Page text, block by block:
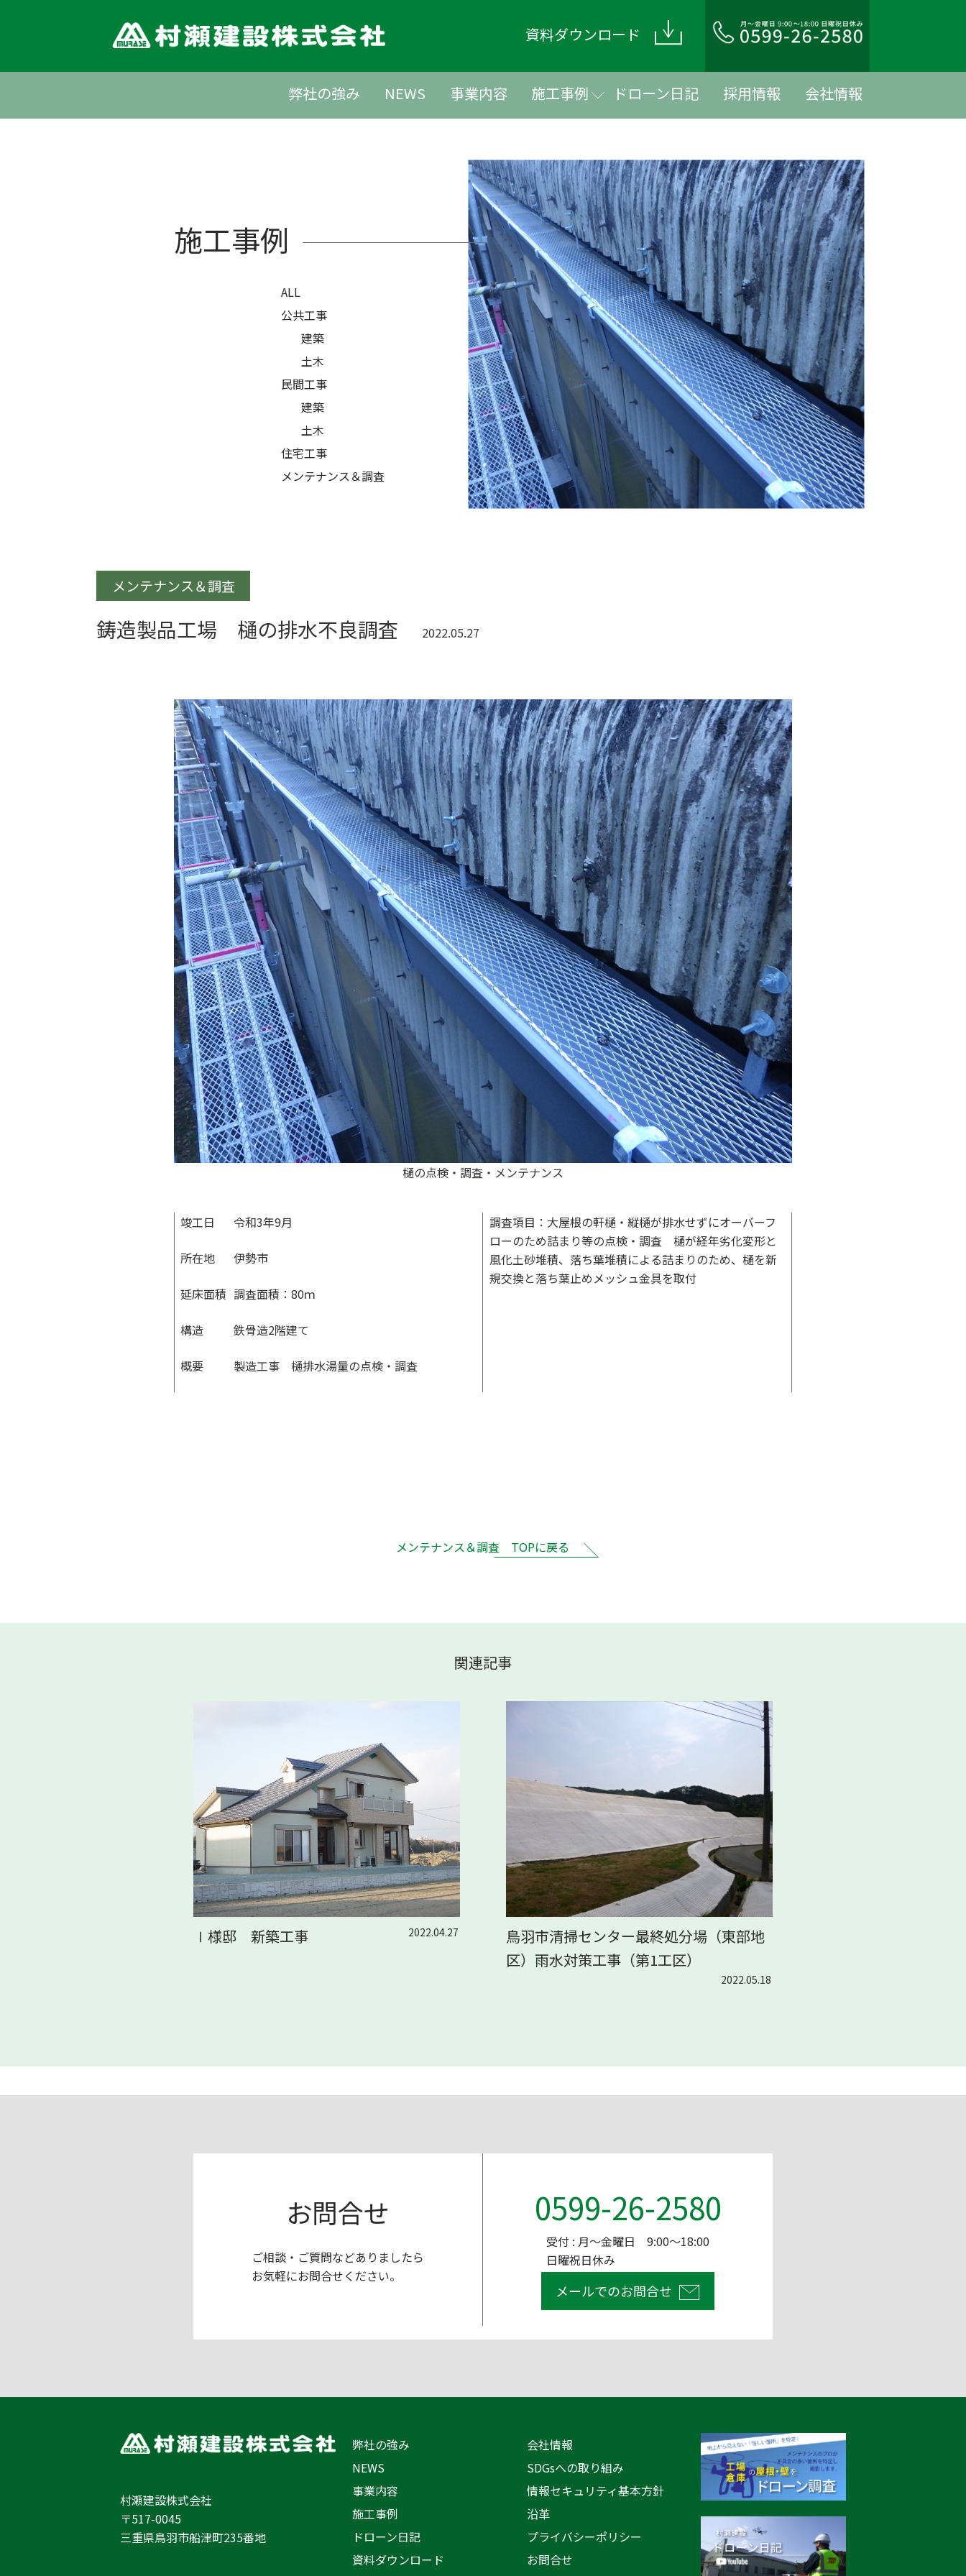
資料ダウンロード
弊社の強み NEWS 事業内容 施工事例 ドローン日記 採用情報 会社情報
施工事例
ALL
公共工事
建築
土木
民間工事
建築
土木
住宅工事
メンテナンス＆調査
メンテナンス＆調査
鋳造製品工場 樋の排水不良調査 2022.05.27
樋の点検・調査・メンテナンス
竣工日 令和3年9月
所在地 伊勢市
延床面積 調査面積：80ｍ
構造 鉄骨造2階建て
概要 製造工事 樋排水湯量の点検・調査
調査項目：大屋根の軒樋・縦樋が排水せずにオーバーフ
ローのため詰まり等の点検・調査 樋が経年劣化変形と
風化土砂堆積、落ち葉堆積による詰まりのため、樋を新
規交換と落ち葉止めメッシュ金具を取付
メンテナンス＆調査 TOPに戻る
関連記事
Ⅰ様邸 新築工事 2022.04.27
鳥羽市清掃センター最終処分場（東部地
区）雨水対策工事（第1工区）
2022.05.18
お問合せ
ご相談・ご質問などありましたら
お気軽にお問合せください。
0599-26-2580
受付 : 月～金曜日 9:00～18:00
日曜祝日休み
メールでのお問合せ
村瀬建設株式会社
〒517-0045
三重県鳥羽市船津町235番地
弊社の強み
NEWS
事業内容
施工事例
ドローン日記
資料ダウンロード
会社情報
SDGsへの取り組み
情報セキュリティ基本方針
沿革
プライバシーポリシー
お問合せ